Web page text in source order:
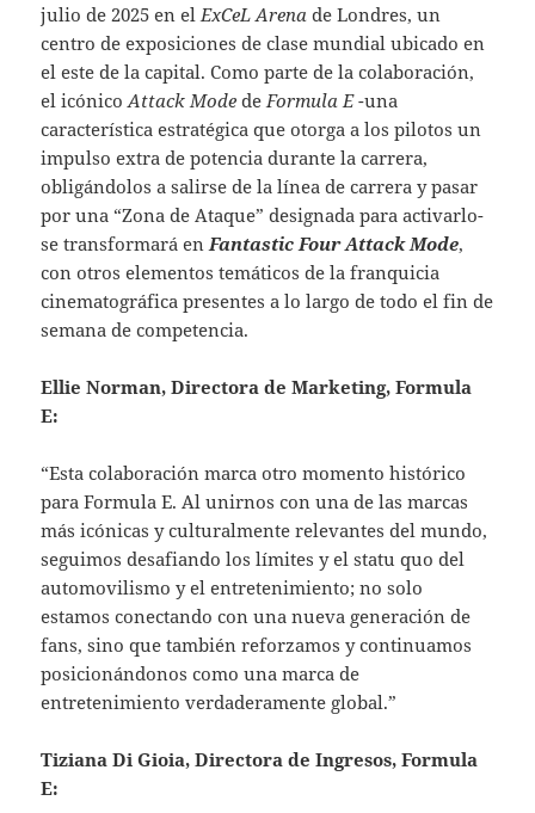
julio de 2025 en elExCeL Arena de Londres, un
centro de exposiciones de clase mundial ubicado en
el este de la capital. Como parte de la colaboración,
el icónicoAttack Mode deFormula E-una
característica estratégica que otorga a los pilotos un
impulso extra de potencia durante la carrera,
obligándolos a salirse de la línea de carrera y pasar
por una “Zona de Ataque” designada para activarlo-
se transformará enFantastic Four Attack Mode,
con otros elementos temáticos de la franquicia
cinematográfica presentes a lo largo de todo el fin de
semana de competencia.
Ellie Norman, Directora de Marketing, Formula
E:
“Esta colaboración marca otro momento histórico
para Formula E. Al unirnos con una de las marcas
más icónicas y culturalmente relevantes del mundo,
seguimos desafiando los límites y el statu quo del
automovilismo y el entretenimiento; no solo
estamos conectando con una nueva generación de
fans, sino que también reforzamos y continuamos
posicionándonos como una marca de
entretenimiento verdaderamente global.”
Tiziana Di Gioia, Directora de Ingresos, Formula
E: